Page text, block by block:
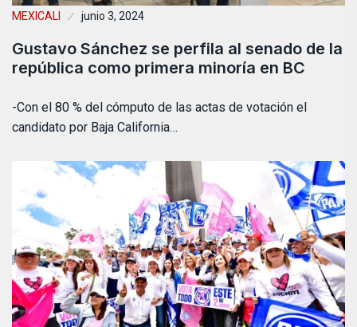
MEXICALI junio 3, 2024
Gustavo Sánchez se perfila al senado de la
república como primera minoría en BC
-Con el 80 % del cómputo de las actas de votación el
candidato por Baja California…